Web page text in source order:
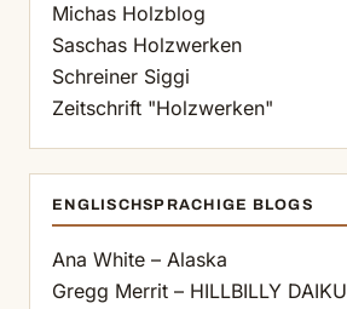
Michas Holzblog
Saschas Holzwerken
Schreiner Siggi
Zeitschrift "Holzwerken"
ENGLISCHSPRACHIGE BLOGS
Ana White – Alaska
Gregg Merrit – HILLBILLY DAIKU